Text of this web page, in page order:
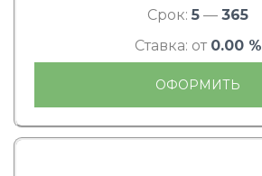
Срок: 5 — 365
Ставка: от 0.00 %
ОФОРМИТЬ